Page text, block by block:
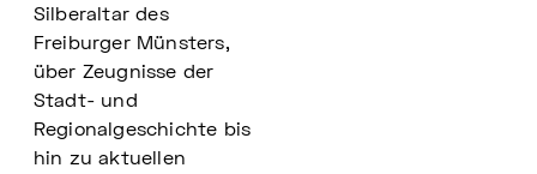
Silberaltar des
Freiburger Münsters,
über Zeugnisse der
Stadt- und
Regionalgeschichte bis
hin zu aktuellen